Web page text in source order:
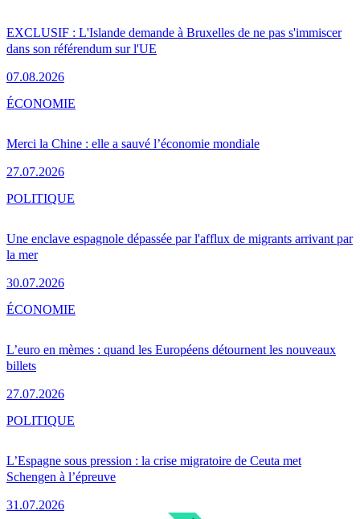
EXCLUSIF : L'Islande demande à Bruxelles de ne pas s'immiscer
dans son référendum sur l'UE
07.08.2026
Merci la Chine : elle a sauvé l’économie mondiale
27.07.2026
ÉCONOMIE
Une enclave espagnole dépassée par l'afflux de migrants arrivant par
la mer
30.07.2026
POLITIQUE
L’euro en mèmes : quand les Européens détournent les nouveaux
billets
27.07.2026
ÉCONOMIE
L’Espagne sous pression : la crise migratoire de Ceuta met
Schengen à l’épreuve
31.07.2026
POLITIQUE